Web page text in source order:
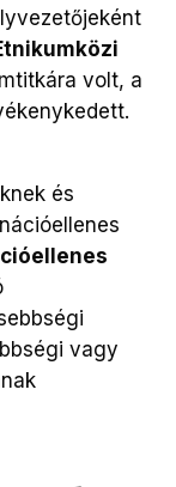
volt, a
és
vagy